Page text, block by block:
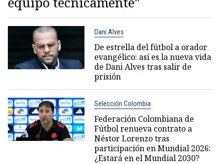
Dani Alves
De estrella del fútbol a orador
evangélico: así es la nueva vida
de Dani Alves tras salir de
prisión
Selección Colombia
Federación Colombiana de
Fútbol renueva contrato a
Néstor Lorenzo tras
participación en Mundial 2026:
¿Estará en el Mundial 2030?